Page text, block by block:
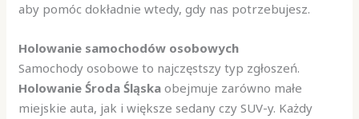
aby pomóc dokładnie wtedy, gdy nas potrzebujesz.
Holowanie samochodów osobowych
Samochody osobowe to najczęstszy typ zgłoszeń.
Holowanie Środa Śląska obejmuje zarówno małe
miejskie auta, jak i większe sedany czy SUV-y. Każdy